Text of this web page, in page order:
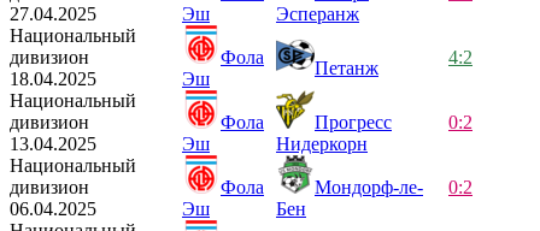
27.04.2025
Эш
Эсперанж
Национальный
дивизион
18.04.2025
Фола
Эш
Петанж
4:2
Национальный
дивизион
13.04.2025
Фола
Эш
Прогресс
Нидеркорн
0:2
Национальный
дивизион
06.04.2025
Фола
Эш
Мондорф-ле-
Бен
0:2